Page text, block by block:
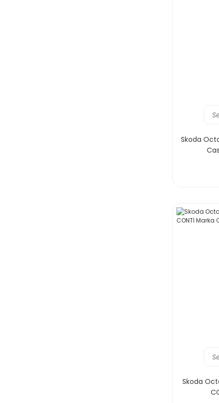
Skoda
Skoda